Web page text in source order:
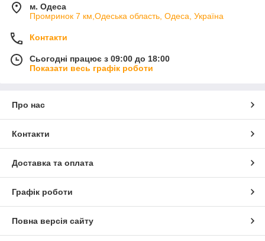
м. Одеса
Промринок 7 км,Одеська область, Одеса, Україна
Контакти
Сьогодні працює з 09:00 до 18:00
Показати весь графік роботи
Про нас
Контакти
Доставка та оплата
Графік роботи
Повна версія сайту